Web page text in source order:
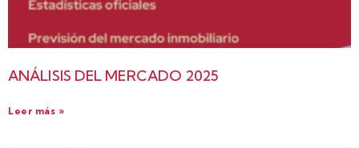
ANÁLISIS DEL MERCADO 2025
Leer más »